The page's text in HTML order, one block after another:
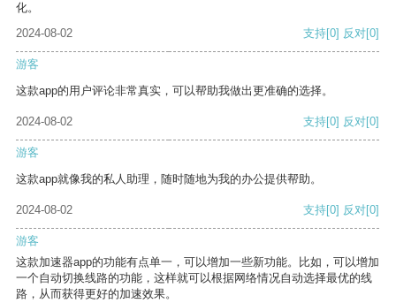
化。
2024-08-02
支持[0] 反对[0]
游客
这款app的用户评论非常真实，可以帮助我做出更准确的选择。
2024-08-02 支持[0] 反对[0]
游客
这款app就像我的私人助理，随时随地为我的办公提供帮助。
2024-08-02 支持[0] 反对[0]
游客
这款加速器app的功能有点单一，可以增加一些新功能。比如，可以增加
一个自动切换线路的功能，这样就可以根据网络情况自动选择最优的线
路，从而获得更好的加速效果。